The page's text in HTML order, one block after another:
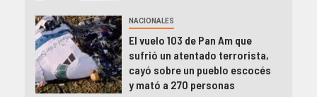
NACIONALES
El vuelo 103 de Pan Am que
sufrió un atentado terrorista,
cayó sobre un pueblo escocés
y mató a 270 personas